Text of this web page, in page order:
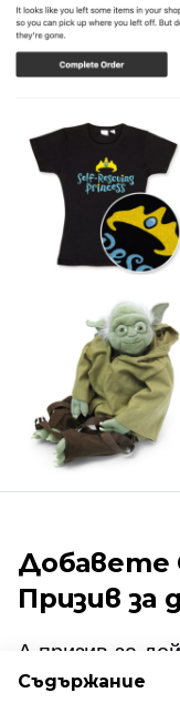
Добавете
Призив за
A призив за
кулминацията
Съдържание